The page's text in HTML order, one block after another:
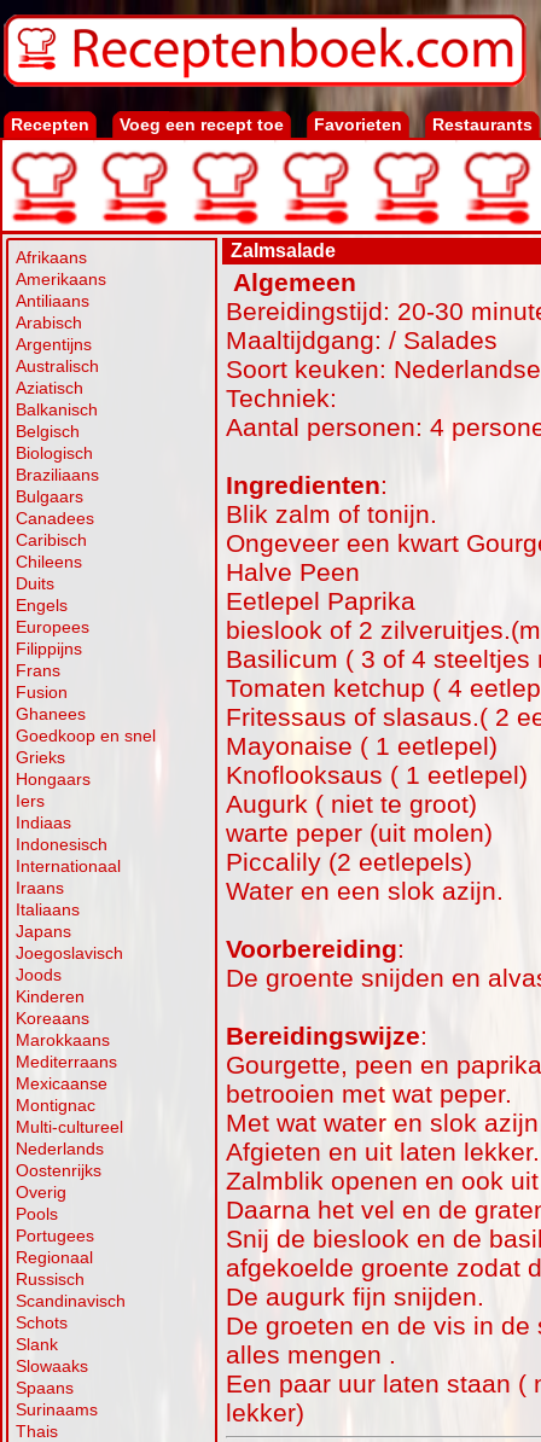
Recepten Voeg een recept toe Favorieten Restaurants
Afrikaans
Amerikaans
Antiliaans
Arabisch
Argentijns
Australisch
Aziatisch
Balkanisch
Belgisch
Biologisch
Braziliaans
Bulgaars
Canadees
Caribisch
Chileens
Duits
Engels
Europees
Filippijns
Frans
Fusion
Ghanees
Goedkoop en snel
Grieks
Hongaars
Iers
Indiaas
Indonesisch
Internationaal
Iraans
Italiaans
Japans
Joegoslavisch
Joods
Kinderen
Koreaans
Marokkaans
Mediterraans
Mexicaanse
Montignac
Multi-cultureel
Nederlands
Oostenrijks
Overig
Pools
Portugees
Regionaal
Russisch
Scandinavisch
Schots
Slank
Slowaaks
Spaans
Surinaams
Thais
Zalmsalade
Algemeen
Bereidingstijd: 20-30
Maaltijdgang: / Salades
Soort keuken:
Techniek:
Aantal personen: 4
Ingredienten:
Blik zalm of tonijn.
Ongeveer een kwart
Halve Peen
Eetlepel Paprika
bieslook of 2
Basilicum ( 3 of 4 steeltjes
Tomaten ketchup ( 4
Fritessaus of slasaus.( 2
Mayonaise ( 1 eetlepel)
Knoflooksaus ( 1 eetlepel)
Augurk ( niet te groot)
warte peper (uit molen)
Piccalily (2 eetlepels)
Water en een slok azijn.
Voorbereiding:
De groente snijden en
Bereidingswijze:
Gourgette, peen en
betrooien met wat peper.
Met wat water en slok
Afgieten en uit laten lekker.
Zalmblik openen en ook
Daarna het vel en de
Snij de bieslook en de
afgekoelde groente zodat
De augurk fijn snijden.
De groeten en de vis in
alles mengen .
Een paar uur laten staan (
lekker)